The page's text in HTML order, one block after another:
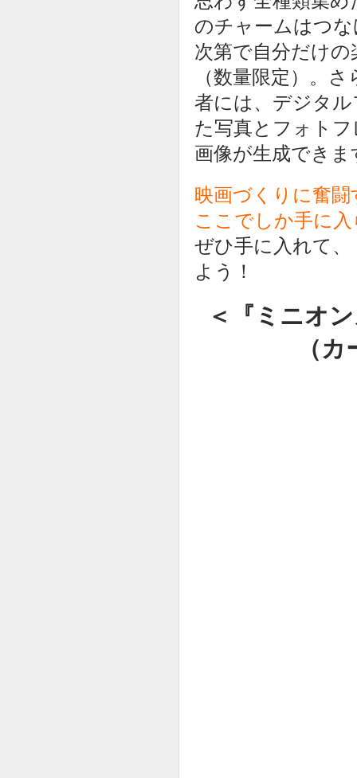
のチャームはつ
次第で自分だけ
（数量限定）。
者には、デジタ
た写真とフォト
画像が生成できま
映画づくりに奮
ここでしか手に
ぜひ手に入れて
よう！
＜『ミニオ
（